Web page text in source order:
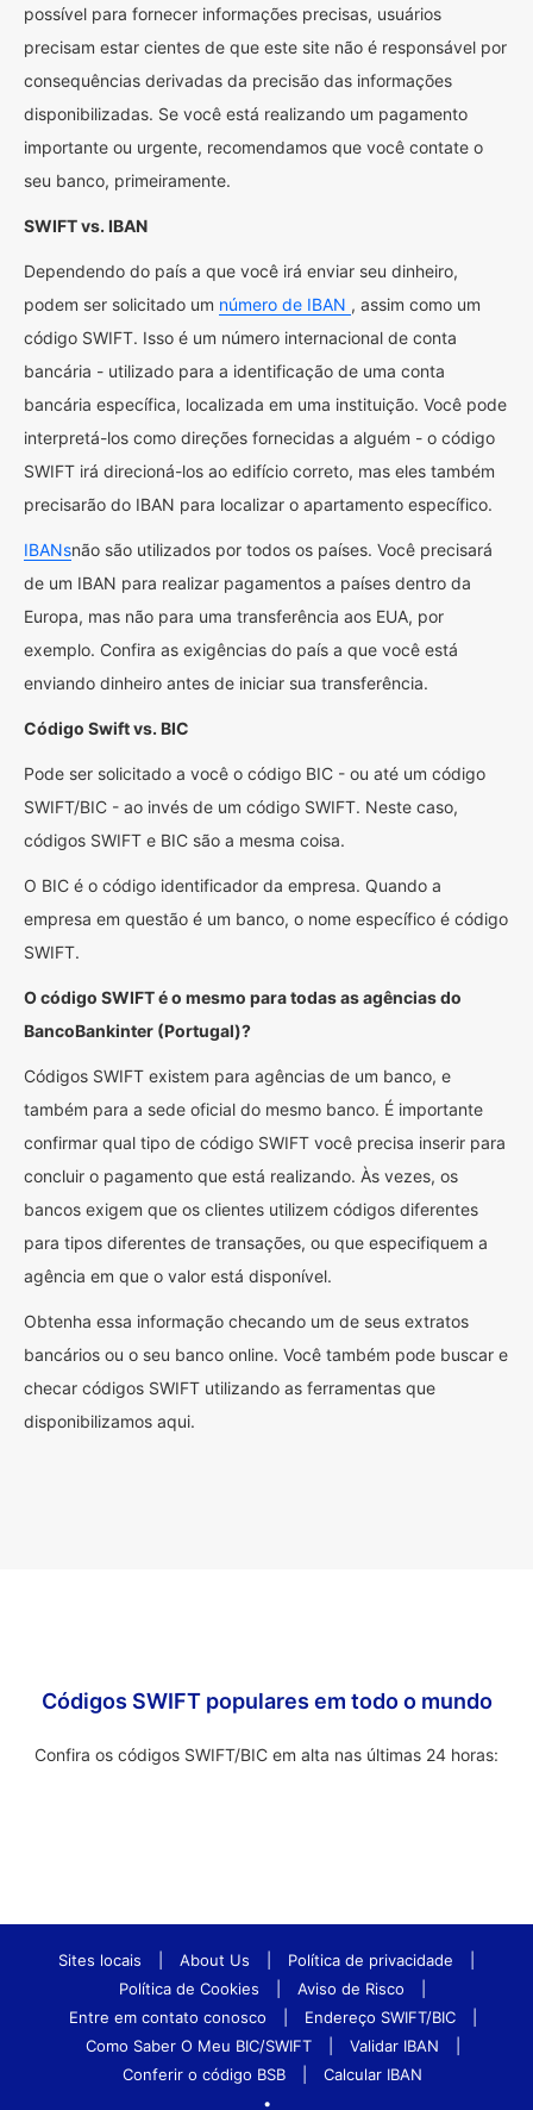
possível para fornecer informações precisas, usuários
precisam estar cientes de que este site não é responsável por
consequências derivadas da precisão das informações
disponibilizadas. Se você está realizando um pagamento
importante ou urgente, recomendamos que você contate o
seu banco, primeiramente.
SWIFT vs. IBAN
Dependendo do país a que você irá enviar seu dinheiro,
podem ser solicitado um número de IBAN , assim como um
código SWIFT. Isso é um número internacional de conta
bancária - utilizado para a identificação de uma conta
bancária específica, localizada em uma instituição. Você pode
interpretá-los como direções fornecidas a alguém - o código
SWIFT irá direcioná-los ao edifício correto, mas eles também
precisarão do IBAN para localizar o apartamento específico.
IBANsnão são utilizados por todos os países. Você precisará
de um IBAN para realizar pagamentos a países dentro da
Europa, mas não para uma transferência aos EUA, por
exemplo. Confira as exigências do país a que você está
enviando dinheiro antes de iniciar sua transferência.
Código Swift vs. BIC
Pode ser solicitado a você o código BIC - ou até um código
SWIFT/BIC - ao invés de um código SWIFT. Neste caso,
códigos SWIFT e BIC são a mesma coisa.
O BIC é o código identificador da empresa. Quando a
empresa em questão é um banco, o nome específico é código
SWIFT.
O código SWIFT é o mesmo para todas as agências do
BancoBankinter (Portugal)?
Códigos SWIFT existem para agências de um banco, e
também para a sede oficial do mesmo banco. É importante
confirmar qual tipo de código SWIFT você precisa inserir para
concluir o pagamento que está realizando. Às vezes, os
bancos exigem que os clientes utilizem códigos diferentes
para tipos diferentes de transações, ou que especifiquem a
agência em que o valor está disponível.
Obtenha essa informação checando um de seus extratos
bancários ou o seu banco online. Você também pode buscar e
checar códigos SWIFT utilizando as ferramentas que
disponibilizamos aqui.
Códigos SWIFT populares em todo o mundo
Confira os códigos SWIFT/BIC em alta nas últimas 24 horas:
Sites locais About Us Política de privacidade
Política de Cookies
Aviso de Risco
Entre em contato conosco
Endereço SWIFT/BIC
Como Saber O Meu BIC/SWIFT
Validar IBAN
Conferir o código BSB
Calcular IBAN
•